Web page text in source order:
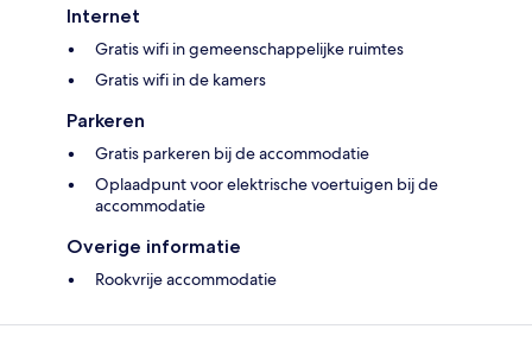
Internet
Gratis wifi in gemeenschappelijke ruimtes
Gratis wifi in de kamers
Parkeren
Gratis parkeren bij de accommodatie
Oplaadpunt voor elektrische voertuigen bij de
accommodatie
Overige informatie
Rookvrije accommodatie